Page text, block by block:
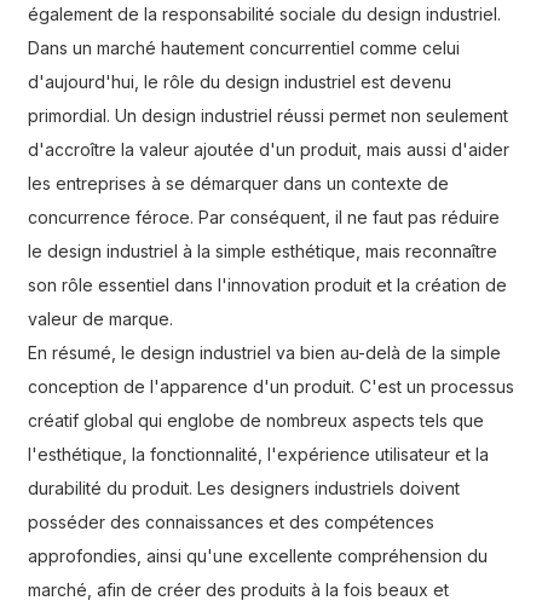
également de la responsabilité sociale du design industriel.
Dans un marché hautement concurrentiel comme celui
d'aujourd'hui, le rôle du design industriel est devenu
primordial. Un design industriel réussi permet non seulement
d'accroître la valeur ajoutée d'un produit, mais aussi d'aider
les entreprises à se démarquer dans un contexte de
concurrence féroce. Par conséquent, il ne faut pas réduire
le design industriel à la simple esthétique, mais reconnaître
son rôle essentiel dans l'innovation produit et la création de
valeur de marque.
En résumé, le design industriel va bien au-delà de la simple
conception de l'apparence d'un produit. C'est un processus
créatif global qui englobe de nombreux aspects tels que
l'esthétique, la fonctionnalité, l'expérience utilisateur et la
durabilité du produit. Les designers industriels doivent
posséder des connaissances et des compétences
approfondies, ainsi qu'une excellente compréhension du
marché, afin de créer des produits à la fois beaux et